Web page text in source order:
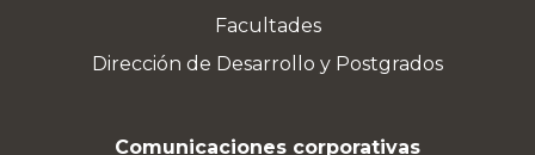
Facultades
Dirección de Desarrollo y Postgrados
Comunicaciones corporativas